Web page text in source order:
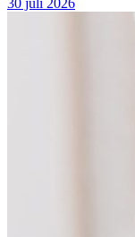
30 juli 2026